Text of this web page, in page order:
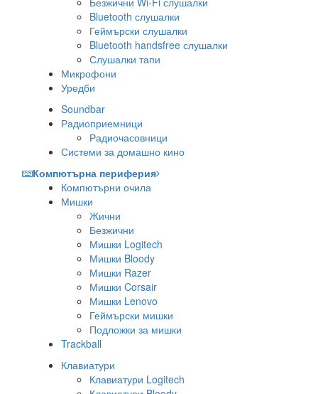
Bluetooth слушалки
Геймърски слушалки
Bluetooth handsfree слушалки
Слушалки тапи
Микрофони
Уредби
Soundbar
Радиоприемници
Радиочасовници
Системи за домашно кино
Компютърна периферия
Компютърни очила
Мишки
Жични
Безжични
Мишки Logitech
Мишки Bloody
Мишки Razer
Мишки Corsair
Мишки Lenovo
Геймърски мишки
Подложки за мишки
Trackball
Клавиатури
Клавиатури Logitech